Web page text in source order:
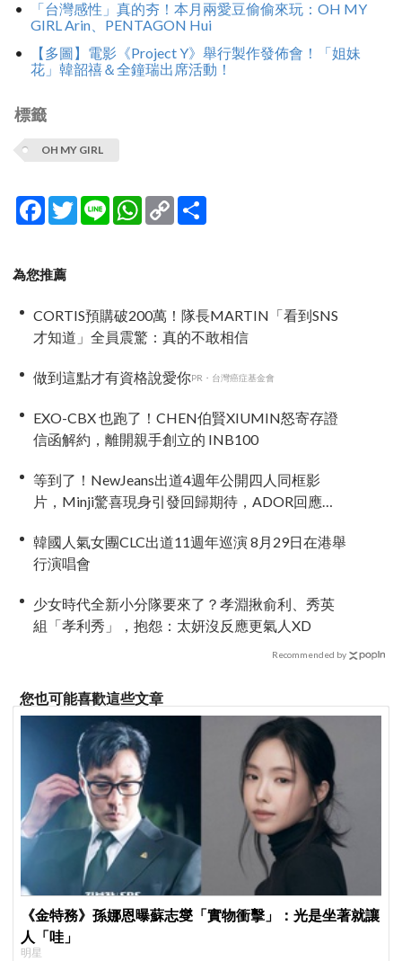
「台灣感性」真的夯！本月兩愛豆偷偷來玩：OH MY
GIRL Arin、PENTAGON Hui
【多圖】電影《Project Y》舉行製作發佈會！「姐妹
花」韓韶禧＆全鐘瑞出席活動！
標籤
OH MY GIRL
Facebook
TwitterLine WhatsApp
Copy
Link
為您推薦
CORTIS預購破200萬！隊長MARTIN「看到SNS
才知道」全員震驚：真的不敢相信
做到這點才有資格說愛你PR・台灣癌症基金會
EXO-CBX 也跑了！CHEN伯賢XIUMIN怒寄存證
信函解約，離開親手創立的 INB100
等到了！NewJeans出道4週年公開四人同框影
片，Minji驚喜現身引發回歸期待，ADOR回應未
韓國人氣女團CLC出道11週年巡演 8月29日在港舉
行演唱會
少女時代全新小分隊要來了？孝淵揪俞利、秀英
組「孝利秀」，抱怨：太妍沒反應更氣人XD
Recommended by
您也可能喜歡這些文章
《金特務》孫娜恩曝蘇志燮「實物衝擊」：光是坐著就讓
人「哇」
明星